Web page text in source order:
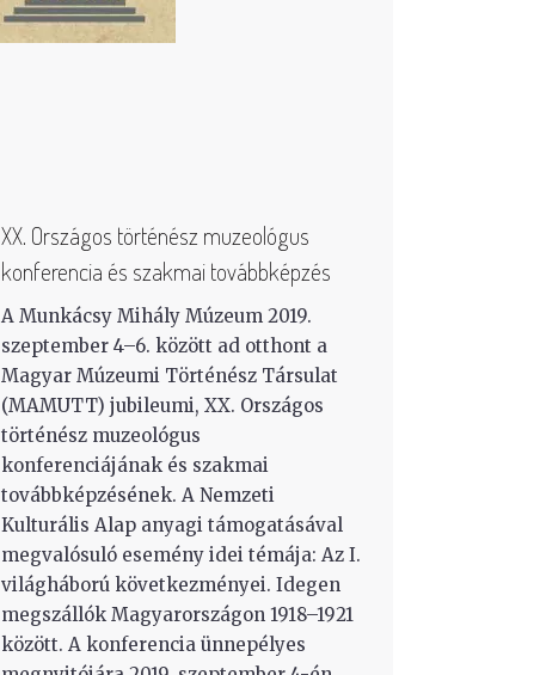
XX. Országos történész muzeológus
konferencia és szakmai továbbképzés
A Munkácsy Mihály Múzeum 2019.
szeptember 4–6. között ad otthont a
Magyar Múzeumi Történész Társulat
(MAMUTT) jubileumi, XX. Országos
történész muzeológus
konferenciájának és szakmai
továbbképzésének. A Nemzeti
Kulturális Alap anyagi támogatásával
megvalósuló esemény idei témája: Az I.
világháború következményei. Idegen
megszállók Magyarországon 1918–1921
között. A konferencia ünnepélyes